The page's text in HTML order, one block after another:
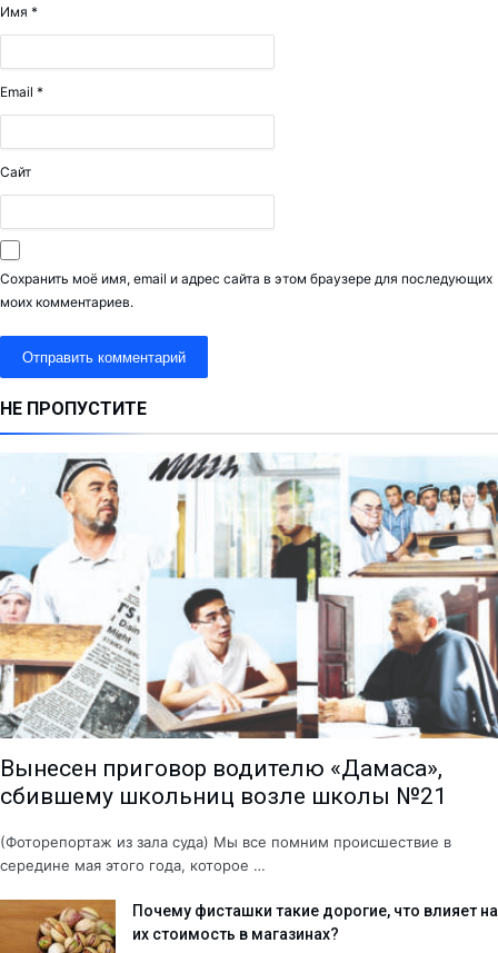
Имя *
Email *
Сайт
Сохранить моё имя, email и адрес сайта в этом браузере для последующих
моих комментариев.
НЕ ПРОПУСТИТЕ
Вынесен приговор водителю «Дамаса»,
сбившему школьниц возле школы №21
(Фоторепортаж из зала суда) Мы все помним происшествие в
середине мая этого года, которое …
Почему фисташки такие дорогие, что влияет на
их стоимость в магазинах?